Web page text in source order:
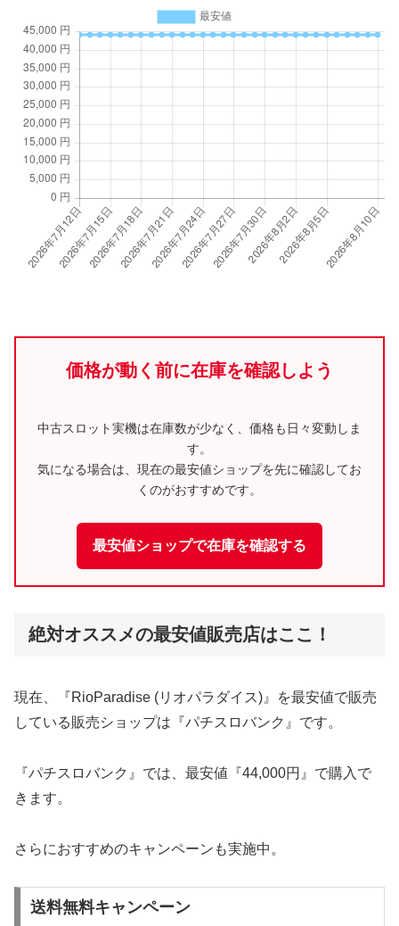
価格が動く前に在庫を確認しよう
中古スロット実機は在庫数が少なく、価格も日々変動しま
す。
気になる場合は、現在の最安値ショップを先に確認してお
くのがおすすめです。
最安値ショップで在庫を確認する
絶対オススメの最安値販売店はここ！
現在、『RioParadise (リオパラダイス)』を最安値で販売
している販売ショップは『パチスロバンク』です。
『パチスロバンク』では、最安値『44,000円』で購入で
きます。
さらにおすすめのキャンペーンも実施中。
送料無料キャンペーン